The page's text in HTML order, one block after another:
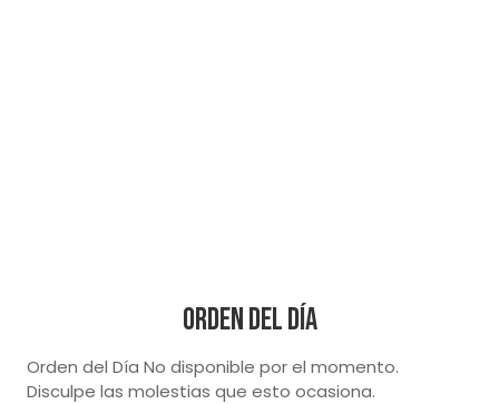
Orden del Día
Orden del Día No disponible por el momento.
Disculpe las molestias que esto ocasiona.